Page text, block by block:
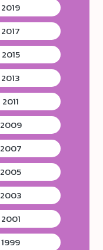
2019
2017
2015
2013
2011
2009
2007
2005
2003
2001
1999